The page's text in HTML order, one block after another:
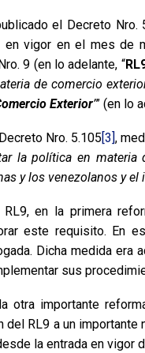
el Decreto Nro.
en vigor en el mes de
9 (en lo adelante, “
de comercio
Exterior’” (en lo
Nro. 5.105 [3] ,
la política en
y los venezolanos y
en la primera
este requisito. En
Dicha medida era
sus
otra importante
RL9 a un
la entrada en vigor